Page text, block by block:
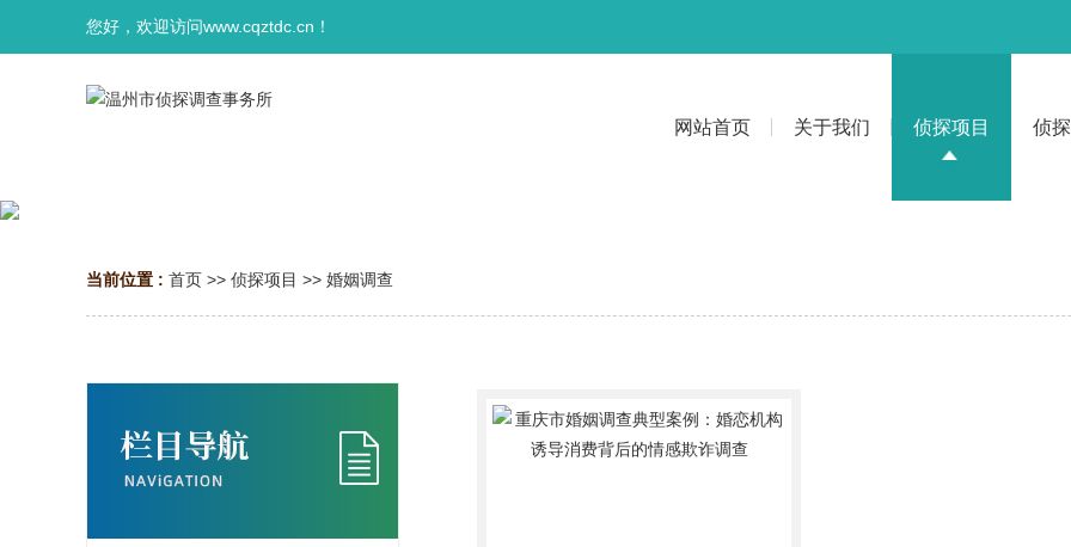
您好，欢迎访问www.cqztdc.cn！
网站首页 关于我们 侦探项目 侦
当前位置 : 首页 >> 侦探项目 >> 婚姻调查